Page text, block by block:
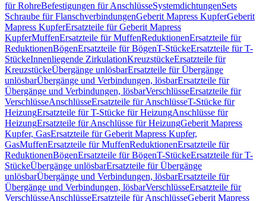
für RohreBefestigungen für AnschlüsseSystemdichtungenSets
Schraube für FlanschverbindungenGeberit Mapress KupferGeberit
Mapress KupferErsatzteile für Geberit Mapress
KupferMuffenErsatzteile für MuffenReduktionenErsatzteile für
ReduktionenBögenErsatzteile für BögenT-StückeErsatzteile für T-
StückeInnenliegende ZirkulationKreuzstückeErsatzteile für
KreuzstückeÜbergänge unlösbarErsatzteile für Übergänge
unlösbarÜbergänge und Verbindungen, lösbarErsatzteile für
Übergänge und Verbindungen, lösbarVerschlüsseErsatzteile für
VerschlüsseAnschlüsseErsatzteile für AnschlüsseT-Stücke für
HeizungErsatzteile für T-Stücke für HeizungAnschlüsse für
HeizungErsatzteile für Anschlüsse für HeizungGeberit Mapress
Kupfer, GasErsatzteile für Geberit Mapress Kupfer,
GasMuffenErsatzteile für MuffenReduktionenErsatzteile für
ReduktionenBögenErsatzteile für BögenT-StückeErsatzteile für T-
StückeÜbergänge unlösbarErsatzteile für Übergänge
unlösbarÜbergänge und Verbindungen, lösbarErsatzteile für
Übergänge und Verbindungen, lösbarVerschlüsseErsatzteile für
VerschlüsseAnschlüsseErsatzteile für AnschlüsseGeberit Mapress